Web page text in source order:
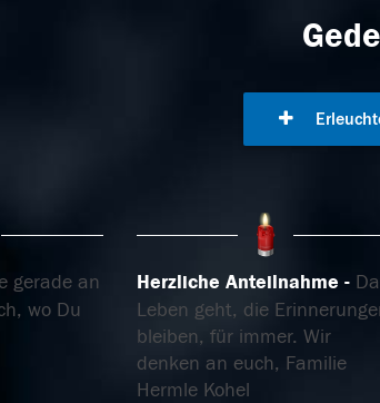
gerade an
wo Du
Herzliche Anteilnahme
Leben geht, die
bleiben, für immer. Wir
denken an euch, Familie
Hermle Kohel